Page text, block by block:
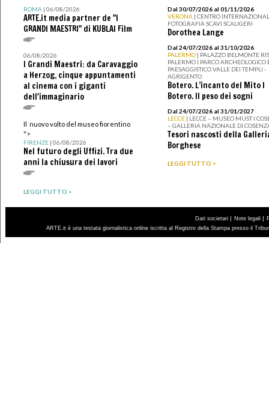
ROMA| 06/08/2026
ARTE.it media partner de "I
GRANDI MAESTRI" di KUBLAI Film
06/08/2026
I Grandi Maestri: da Caravaggio
a Herzog, cinque appuntamenti
al cinema con i giganti
dell'immaginario
Il nuovo volto del museo fiorentino
">
FIRENZE| 06/08/2026
Nel futuro degli Uffizi. Tra due
anni la chiusura dei lavori
LEGGI TUTTO >
Dal 30/07/2026 al 01/11/2026
VERONA | CENTRO
FOTOGRAFIA SCAVI SCALIGERI
Dorothea Lange
Dal 24/07/2026 al 31/10/2026
PALERMO | PALAZZO BELMONTE
PALERMO I PARCO ARCHEOLOGICO
PAESAGGISTICO VALLE DEI TEMPLI -
AGRIGENTO
Botero. L’incanto del Mito I
Botero. Il peso dei sogni
Dal 24/07/2026 al 31/01/2027
LECCE | LECCE – MUSEO MUST I
– GALLERIA NAZIONALE DI
Tesori nascosti della
Borghese
LEGGI TUTTO >
Dati societari Note legali
ARTE.it è una testata giornalistica online iscritta al Registro della Stampa presso il